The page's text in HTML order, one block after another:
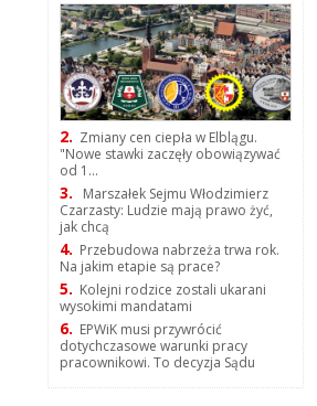
2. Zmiany cen ciepła w Elblągu.
"Nowe stawki zaczęły obowiązywać
od 1...
3.
Marszałek Sejmu Włodzimierz
Czarzasty: Ludzie mają prawo żyć,
jak chcą
4. Przebudowa nabrzeża trwa rok.
Na jakim etapie są prace?
5. Kolejni rodzice zostali ukarani
wysokimi mandatami
6. EPWiK musi przywrócić
dotychczasowe warunki pracy
pracownikowi. To decyzja Sądu